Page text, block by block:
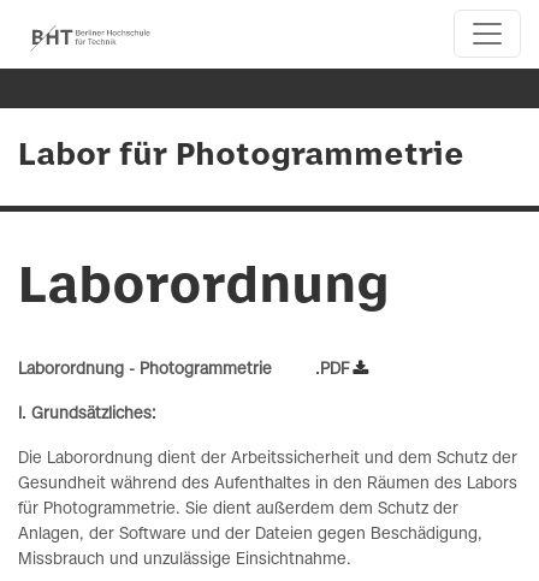
Labor für Photogrammetrie
Laborordnung
Laborordnung - Photogrammetrie .PDF
I. Grundsätzliches:
Die Laborordnung dient der Arbeitssicherheit und dem Schutz der
Gesundheit während des Aufenthaltes in den Räumen des Labors
für Photogrammetrie. Sie dient außerdem dem Schutz der
Anlagen, der Software und der Dateien gegen Beschädigung,
Missbrauch und unzulässige Einsichtnahme.